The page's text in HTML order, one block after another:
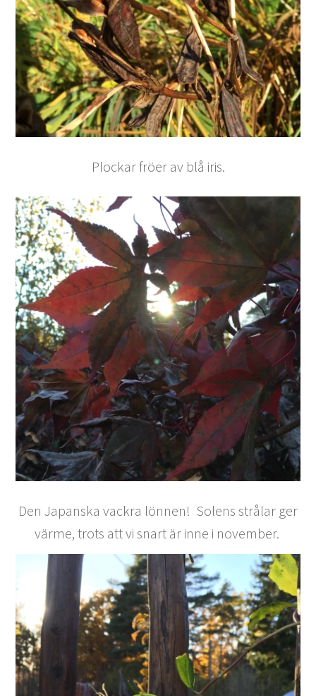
Plockar fröer av blå iris.
Den Japanska vackra lönnen! Solens strålar ger
värme, trots att vi snart är inne i november.